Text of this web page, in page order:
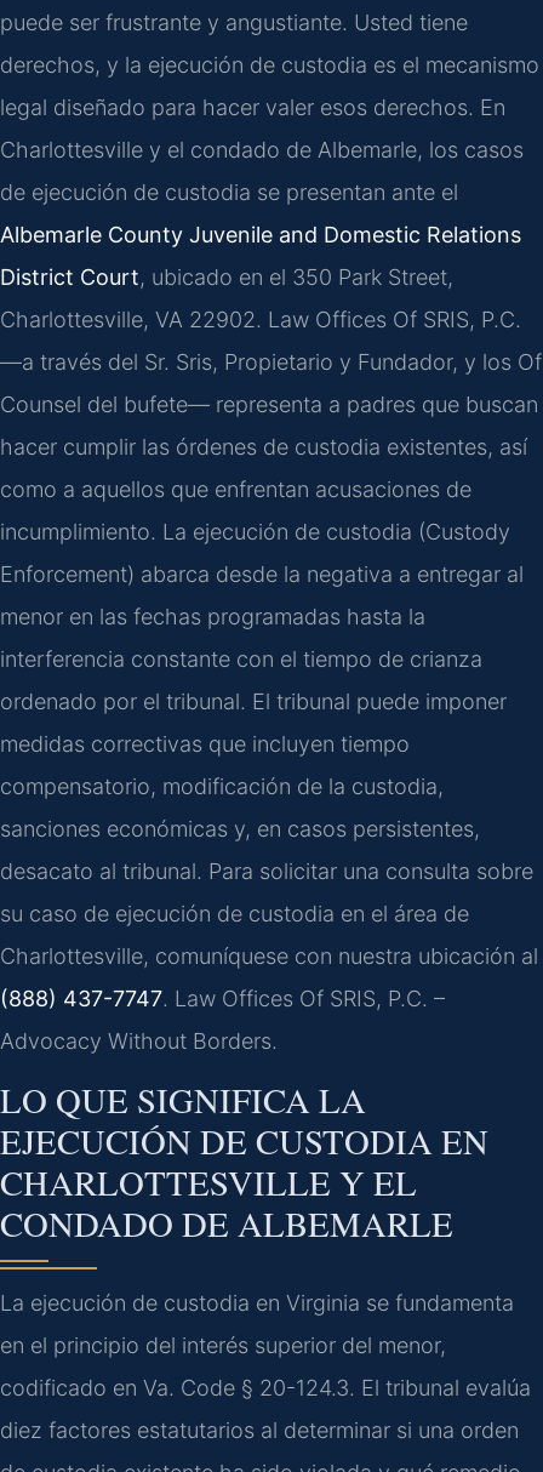
puede ser frustrante y angustiante. Usted tiene
derechos, y la ejecución de custodia es el mecanismo
legal diseñado para hacer valer esos derechos. En
Charlottesville y el condado de Albemarle, los casos
de ejecución de custodia se presentan ante el
Albemarle County Juvenile and Domestic Relations
District Court, ubicado en el 350 Park Street,
Charlottesville, VA 22902. Law Offices Of SRIS, P.C.
—a través del Sr. Sris, Propietario y Fundador, y los Of
Counsel del bufete— representa a padres que buscan
hacer cumplir las órdenes de custodia existentes, así
como a aquellos que enfrentan acusaciones de
incumplimiento. La ejecución de custodia (Custody
Enforcement) abarca desde la negativa a entregar al
menor en las fechas programadas hasta la
interferencia constante con el tiempo de crianza
ordenado por el tribunal. El tribunal puede imponer
medidas correctivas que incluyen tiempo
compensatorio, modificación de la custodia,
sanciones económicas y, en casos persistentes,
desacato al tribunal. Para solicitar una consulta sobre
su caso de ejecución de custodia en el área de
Charlottesville, comuníquese con nuestra ubicación al
(888) 437-7747. Law Offices Of SRIS, P.C. –
Advocacy Without Borders.
LO QUE SIGNIFICA LA
EJECUCIÓN DE CUSTODIA EN
CHARLOTTESVILLE Y EL
CONDADO DE ALBEMARLE
La ejecución de custodia en Virginia se fundamenta
en el principio del interés superior del menor,
codificado en Va. Code § 20-124.3. El tribunal evalúa
diez factores estatutarios al determinar si una orden